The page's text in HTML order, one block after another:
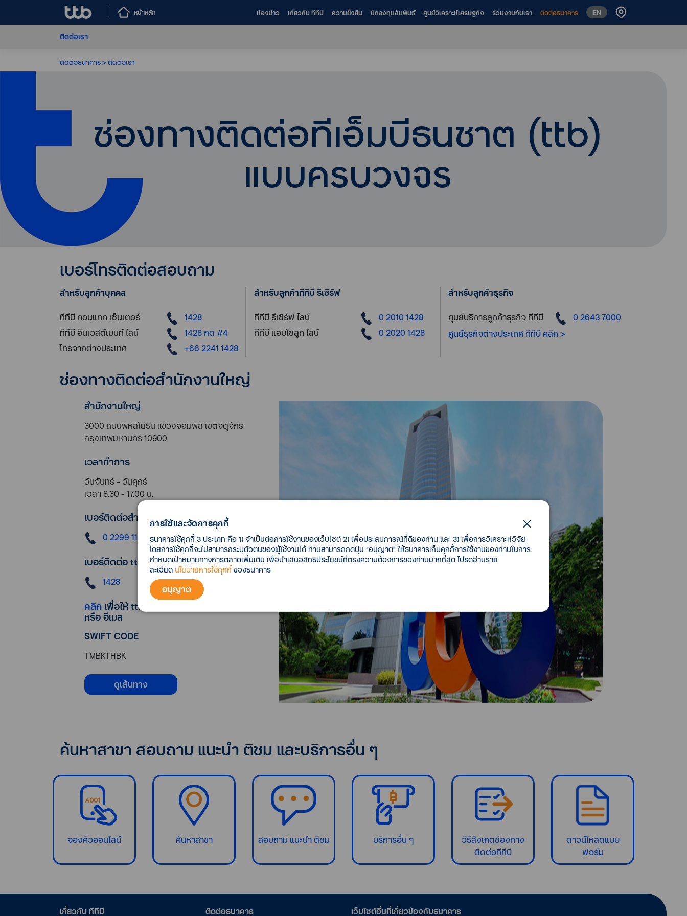
หน้าหลัก ห้องข่าว เกี่ยวกับ ทีทีบี ความยั่งยืน นักลงทุนสัมพันธ์ ศูนย์วิเคราะห์เศรษฐกิจ ร่วมงานกับเรา ติดต่อธนาคาร EN
ติดต่อเรา
ติดต่อธนาคาร ติดต่อเรา
ช่องทางติดต่อทีเอ็มบีธนชาต (ttb)
แบบครบวงจร
เบอร์โทรติดต่อสอบถาม
สำหรับลูกค้าบุคคล
ทีทีบี คอนแทค เซ็นเตอร์
1428
ทีทีบี อินเวสต์เมนท์ ไลน์
1428 กด #4
โทรจากต่างประเทศ
+66 2241 1428
สำหรับลูกค้าทีทีบี รีเซิร์ฟ
ทีทีบี รีเซิร์ฟ ไลน์
0 2010 1428
ทีทีบี แอบโซลูท ไลน์
0 2020 1428
สำหรับลูกค้าธุรกิจ
ศุนย์บริการลูกค้าธุรกิจ ทีทีบี
0 2643 7000
ศูนย์ธุรกิจต่างประเทศ ทีทีบี คลิก >
ช่องทางติดต่อสำนักงานใหญ่
สำนักงานใหญ่
3000 ถนนพหลโยธิน แขวงจอมพล เขตจตุจักร
กรุงเทพมหานคร 10900
เวลาทำการ
วันจันทร์ - วันศุกร์
เวลา 8.30 - 17.00 น.
เบอร์ติดต่อสำนักงานใหญ่
0 2299 1111
เบอร์ติดต่อ ttb contact center
1428
คลิก เพื่อให้ ttb ติดต่อกลับทางโทรศัพท์
หรือ อีเมล
SWIFT CODE
TMBKTHBK
ดูเส้นทาง
ค้นหาสาขา สอบถาม แนะนำ ติชม และบริการอื่น ๆ
จองคิวออนไลน์ ค้นหาสาขา สอบถาม แนะนำ ติชม บริการอื่น ๆ
วิธีสังเกตช่องทาง
ติดต่อทีทีบี
ดาวน์โหลดแบบ
ฟอร์ม
การใช้และจัดการคุกกี้
ธนาคารใช้คุกกี้ 3 ประเภท คือ 1) จำเป็นต่อการใช้งานของเว็บไซต์ 2) เพื่อประสบการณ์ที่ดีของท่าน และ 3) เพื่อการวิเคราะห์วิจัย
โดยการใช้คุกกี้จะไม่สามารถระบุตัวตนของผู้ใช้งานได้ ท่านสามารถกดปุ่ม “อนุญาต” ให้ธนาคารเก็บคุกกี้การใช้งานของท่านในการ
กำหนดเป้าหมายทางการตลาดเพิ่มเติม เพื่อนำเสนอสิทธิประโยชน์ที่ตรงความต้องการของท่านมากที่สุด โปรดอ่านราย
ละเอียด นโยบายการใช้คุกกี้ของธนาคาร
อนุญาต
เกี่ยวกับ ทีทีบี ติดต่อธนาคาร เว็บไซต์อื่นที่เกี่ยวข้องกับธนาคาร